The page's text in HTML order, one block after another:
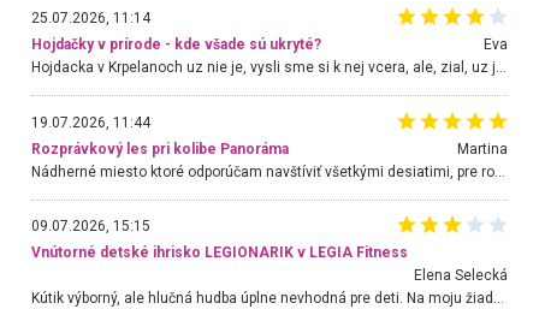
25.07.2026, 11:14
Hojdačky v prírode - kde všade sú ukryté?
Eva
Hojdacka v Krpelanoch uz nie je, vysli sme si k nej vcera, ale, zial, uz je znicena. Ak sem planujete cestu len kvoli hojdacke, mozete si ju usetrit. Krasny vyhlad je tu vsak aj bez hojdacky :-)
19.07.2026, 11:44
Rozprávkový les pri kolibe Panoráma
Martina
Nádherné miesto ktoré odporúčam navštíviť všetkými desiatimi, pre rodiny s deťmi, dôchodcom... Proste a jednoducho ozaj rozprávkový les.. určite ešte prídeme. Odniesli sme si na pamiatku krásne tričká,
09.07.2026, 15:15
Vnútorné detské ihrisko LEGIONARIK v LEGIA Fitness
Elena Selecká
Kútik výborný, ale hlučná hudba úplne nevhodná pre deti. Na moju žiadosť o aspoň sušenie nereagovali.